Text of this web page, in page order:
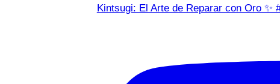
Kintsugi: El Arte de Reparar con Oro ✨